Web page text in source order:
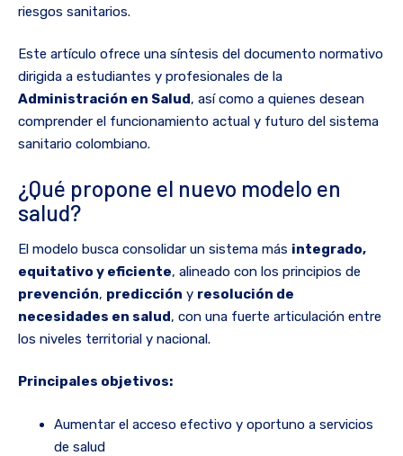
riesgos sanitarios.
Este artículo ofrece una síntesis del documento normativo
dirigida a estudiantes y profesionales de la
Administración en Salud, así como a quienes desean
comprender el funcionamiento actual y futuro del sistema
sanitario colombiano.
¿Qué propone el nuevo modelo en
salud?
El modelo busca consolidar un sistema más integrado,
equitativo y eficiente, alineado con los principios de
prevención, predicción y resolución de
necesidades en salud, con una fuerte articulación entre
los niveles territorial y nacional.
Principales objetivos:
Aumentar el acceso efectivo y oportuno a servicios
de salud